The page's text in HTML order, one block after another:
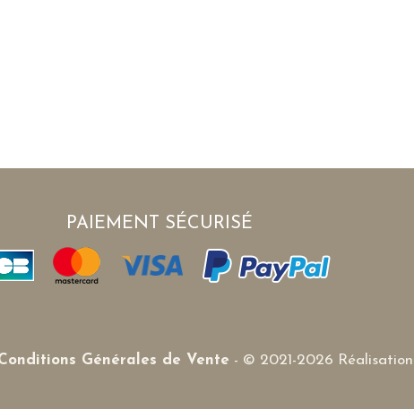
PAIEMENT SÉCURISÉ
Générales de Vente - © 2021-2026 Réalisation